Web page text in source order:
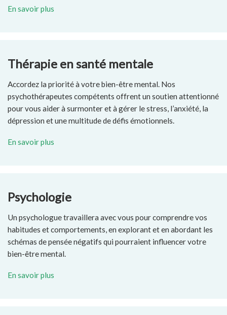
En savoir plus
Thérapie en santé mentale
Accordez la priorité à votre bien-être mental. Nos
psychothérapeutes compétents offrent un soutien attentionné
pour vous aider à surmonter et à gérer le stress, l’anxiété, la
dépression et une multitude de défis émotionnels.
En savoir plus
Psychologie
Un psychologue travaillera avec vous pour comprendre vos
habitudes et comportements, en explorant et en abordant les
schémas de pensée négatifs qui pourraient influencer votre
bien-être mental.
En savoir plus